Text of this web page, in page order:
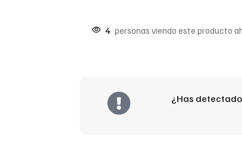
4 personas viendo este producto
¿Has